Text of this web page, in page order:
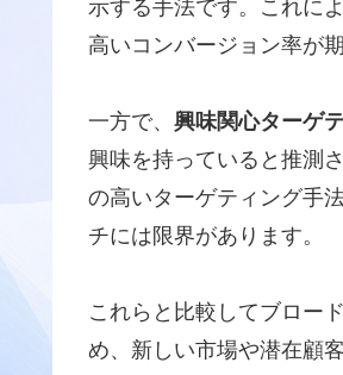
示する手法です。これに
高いコンバージョン率が
一方で、 興味関心ターゲ
興味を持っていると推測
の高いターゲティング手
チには限界があります。
これらと比較してブロー
め、新しい市場や潜在顧